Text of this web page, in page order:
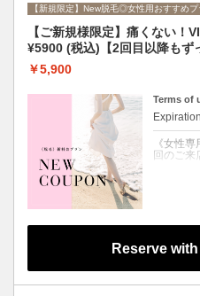
どうせな
っとお得
当店の脱
えながら
のSHR
お肌を美
方は是非
【新規限定】New脱毛◎女性用おすすめプ
【ご新規様限定】痛くない！
¥5900 (税込)【2回目以降もず
￥5,900
Terms of
《女性
回のご
る昨今。
い…」な
当店の脱
Reserve